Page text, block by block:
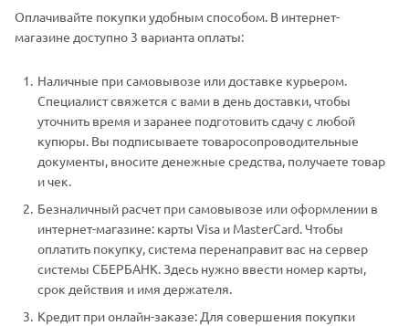
Оплачивайте покупки удобным способом. В интернет-
магазине доступно 3 варианта оплаты:
Наличные при самовывозе или доставке курьером.
Специалист свяжется с вами в день доставки, чтобы
уточнить время и заранее подготовить сдачу с любой
купюры. Вы подписываете товаросопроводительные
документы, вносите денежные средства, получаете товар
и чек.
Безналичный расчет при самовывозе или оформлении в
интернет-магазине: карты Visa и MasterCard. Чтобы
оплатить покупку, система перенаправит вас на сервер
системы СБЕРБАНК. Здесь нужно ввести номер карты,
срок действия и имя держателя.
Кредит при онлайн-заказе: Для совершения покупки